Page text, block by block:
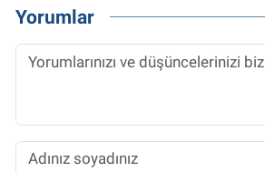
Yorumlar